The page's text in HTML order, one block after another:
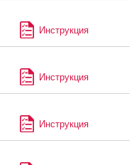
Инструкция
Инструкция
Инструкция